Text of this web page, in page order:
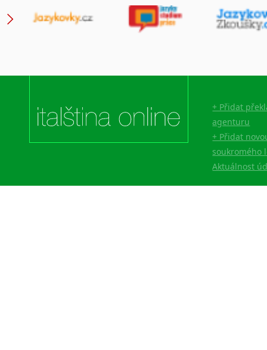
+ Přidat
agenturu
+ Přidat
soukromého
Aktuálnost